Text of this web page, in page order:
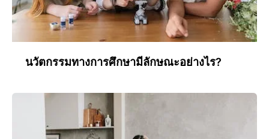
นวัตกรรมทางการศึกษามีลักษณะอย่างไร?